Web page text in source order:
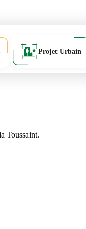
Projet Urbain
Toussaint.